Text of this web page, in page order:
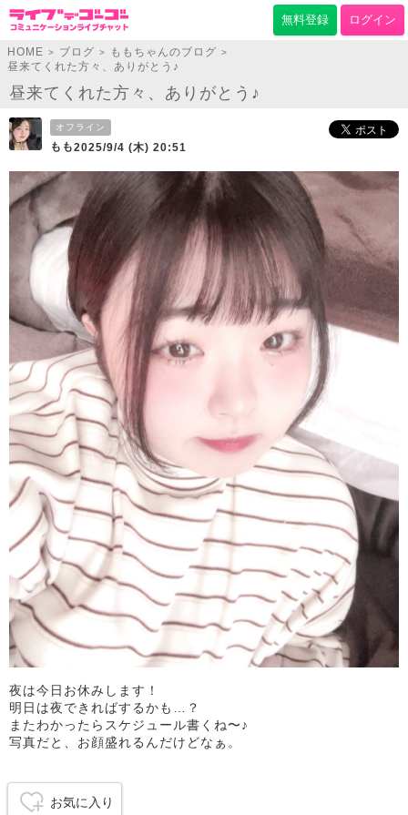
無料登録 ログイン
HOME > ブログ > ももちゃんのブログ >
昼来てくれた方々、ありがとう♪
昼来てくれた方々、ありがとう♪
オフライン
もも2025/9/4 (木) 20:51
夜は今日お休みします！
明日は夜できればするかも…？
またわかったらスケジュール書くね〜♪
写真だと、お顔盛れるんだけどなぁ。
お気に入り